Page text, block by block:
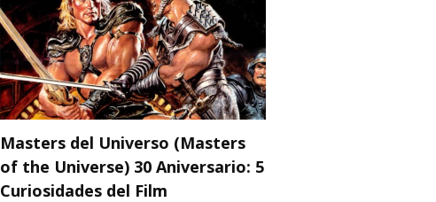
Masters del Universo (Masters
of the Universe) 30 Aniversario: 5
Curiosidades del Film